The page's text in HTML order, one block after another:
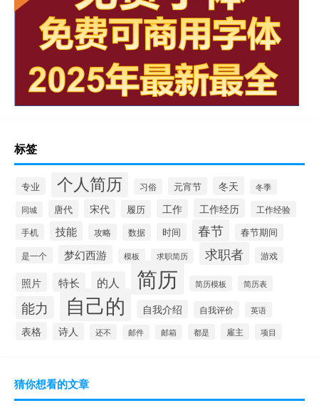
标签
专业 个人简历 习俗 元宵节 冬天 冬季
同城 唐代 宋代 履历 工作 工作经历
工作经验
手机
技能 攻略 数据 时间 春节 春节期间
是一个 梦幻西游 模板 求职简历 求职者 游戏
照片 特长 的人 简历 简历模板 简历表
能力 自己的 自我介绍 自我评价 英语
表格 诗人 还不 邮件 邮箱 都是 雇主 项目
猜你想看的文章